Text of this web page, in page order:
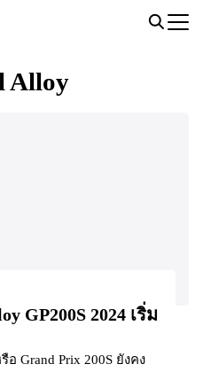
Alloy
GP200S 2024 เริ่ม
อ Grand Prix 200S ยังคง